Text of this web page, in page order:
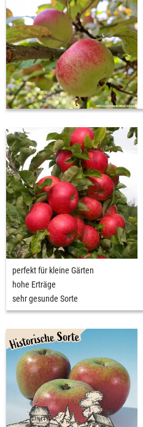
perfekt für kleine Gärten
hohe Erträge
sehr gesunde Sorte